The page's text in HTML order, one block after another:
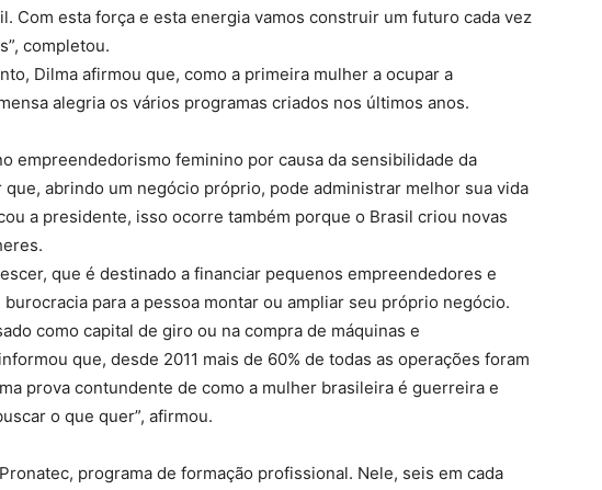
Com esta força e esta energia vamos construir um futuro cada vez
completou.
Dilma afirmou que, como a primeira mulher a ocupar a
alegria os vários programas criados nos últimos anos.
empreendedorismo feminino por causa da sensibilidade da
abrindo um negócio próprio, pode administrar melhor sua vida
a presidente, isso ocorre também porque o Brasil criou novas
que é destinado a financiar pequenos empreendedores e
para a pessoa montar ou ampliar seu próprio negócio.
como capital de giro ou na compra de máquinas e
que, desde 2011 mais de 60% de todas as operações foram
prova contundente de como a mulher brasileira é guerreira e
o que quer”, afirmou.
programa de formação profissional. Nele, seis em cada